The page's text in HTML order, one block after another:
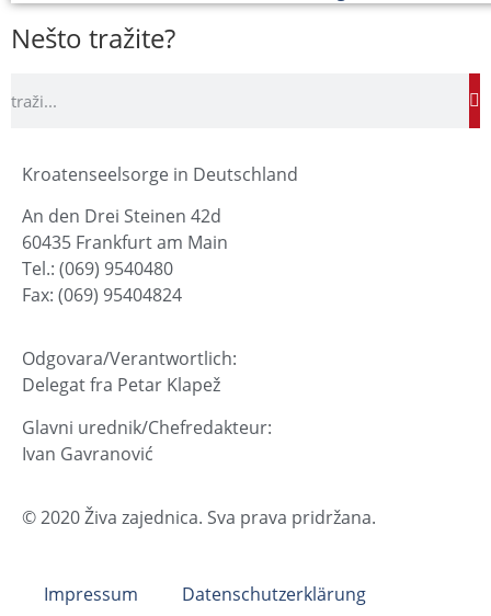
Nešto tražite?
Kroatenseelsorge in Deutschland
An den Drei Steinen 42d
60435 Frankfurt am Main
Tel.: (069) 9540480
Fax: (069) 95404824
Odgovara/Verantwortlich:
Delegat fra Petar Klapež
Glavni urednik/Chefredakteur:
Ivan Gavranović
© 2020 Živa zajednica. Sva prava pridržana.
Impressum Datenschutzerklärung